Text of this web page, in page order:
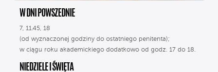
W DNI POWSZEDNIE
7, 11.45, 18
(od wyznaczonej godziny do ostatniego penitenta);
w ciągu roku akademickiego dodatkowo od godz. 17 do 18.
NIEDZIELE I ŚWIĘTA